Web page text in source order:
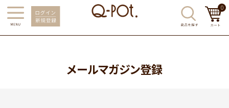
0
メールマガジン登録